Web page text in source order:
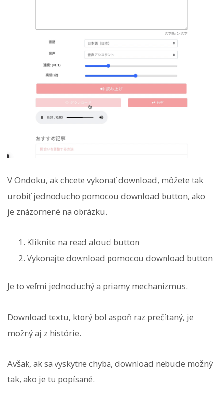
V Ondoku, ak chcete vykonať download, môžete tak
urobiť jednoducho pomocou download button, ako
je znázornené na obrázku.
Kliknite na read aloud button
Vykonajte download pomocou download button
Je to veľmi jednoduchý a priamy mechanizmus.
Download textu, ktorý bol aspoň raz prečítaný, je
možný aj z histórie.
Avšak, ak sa vyskytne chyba, download nebude možný
tak, ako je tu popísané.